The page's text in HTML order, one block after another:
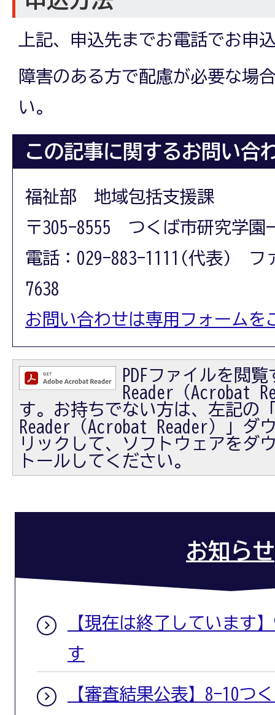
上記、申込先までお電話でお申
障害のある方で配慮が必要な場
い。
この記事に関するお問い合
福祉部 地域包括支援課
〒305-8555 つくば市研究学園
電話：029-883-1111(代表) フ
7638
お問い合わせは専用フォームを
PDFファイルを閲
Reader（Acrobat
す。お持ちでない方は、左記の
Reader（Acrobat Reader）」ダ
リックして、ソフトウェアをダ
トールしてください。
お知らせ
【現在は終了しています
す
【審査結果公表】8-10つ